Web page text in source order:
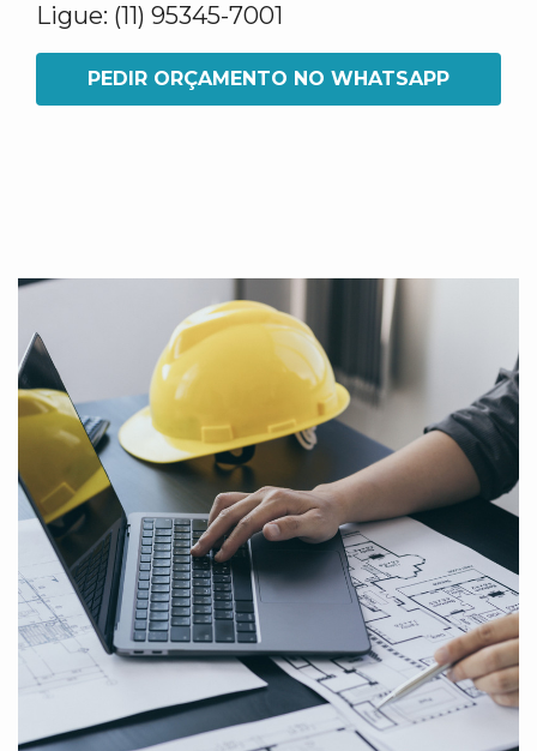
Ligue: (11) 95345-7001
PEDIR ORÇAMENTO NO WHATSAPP